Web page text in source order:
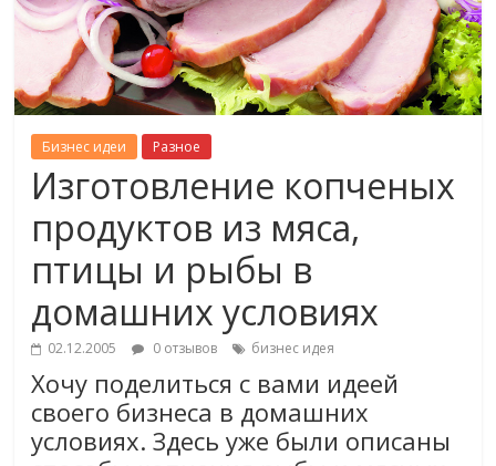
Бизнес идеи Разное
Изготовление копченых
продуктов из мяса,
птицы и рыбы в
домашних условиях
02.12.2005 0 отзывов бизнес идея
Хочу поделиться с вами идеей
своего бизнеса в домашних
условиях. Здесь уже были описаны